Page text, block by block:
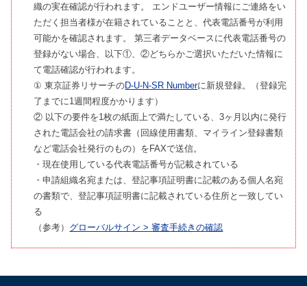
織の実在確認が行われます。 エンドユーザー情報にご連絡をい
ただく担当者様が在籍されていることと、代表電話番号が利用
可能かを確認されます。 第三者データベースに代表電話番号の
登録がない場合、以下①、②どちらかご選択いただいた情報に
て電話確認が行われます。
① 東京証券リサーチのD-U-N-SR Numberに新規登録。（登録完
了までに1週間程度かかります）
② 以下の要件を1枚の紙面上で満たしている、3ヶ月以内に発行
された電話会社の請求書（回線使用書類、マイライン登録書類
など電話会社発行のもの）をFAXで送信。
・現在使用している代表電話番号が記載されている
・申請組織名宛または、登記事項証明書に記載のある個人名宛
の書類で、登記事項証明書に記載されている住所と一致してい
る
（参考） グローバルサイン > 審査手続きの確認